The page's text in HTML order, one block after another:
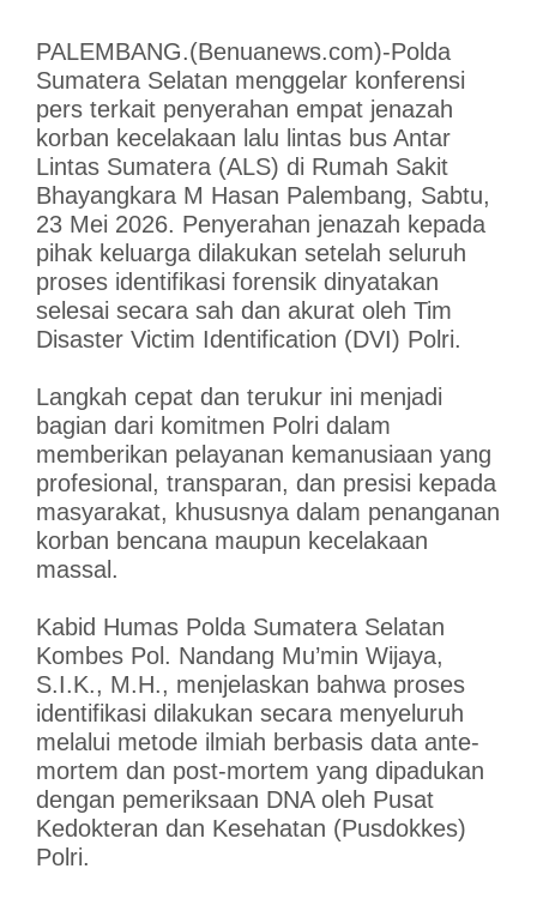
PALEMBANG.(Benuanews.com)-Polda
Sumatera Selatan menggelar konferensi
pers terkait penyerahan empat jenazah
korban kecelakaan lalu lintas bus Antar
Lintas Sumatera (ALS) di Rumah Sakit
Bhayangkara M Hasan Palembang, Sabtu,
23 Mei 2026. Penyerahan jenazah kepada
pihak keluarga dilakukan setelah seluruh
proses identifikasi forensik dinyatakan
selesai secara sah dan akurat oleh Tim
Disaster Victim Identification (DVI) Polri.
Langkah cepat dan terukur ini menjadi
bagian dari komitmen Polri dalam
memberikan pelayanan kemanusiaan yang
profesional, transparan, dan presisi kepada
masyarakat, khususnya dalam penanganan
korban bencana maupun kecelakaan
massal.
Kabid Humas Polda Sumatera Selatan
Kombes Pol. Nandang Mu’min Wijaya,
S.I.K., M.H., menjelaskan bahwa proses
identifikasi dilakukan secara menyeluruh
melalui metode ilmiah berbasis data ante-
mortem dan post-mortem yang dipadukan
dengan pemeriksaan DNA oleh Pusat
Kedokteran dan Kesehatan (Pusdokkes)
Polri.